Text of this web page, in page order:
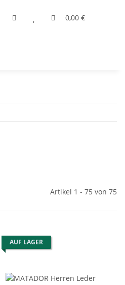
0,00 €
Artikel 1 - 75 von 75
AUF LAGER